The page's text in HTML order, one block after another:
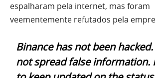
espalharam pela internet, mas foram
veementemente refutados pela
Binance has not been
not spread false information.